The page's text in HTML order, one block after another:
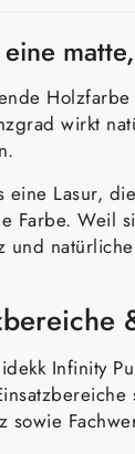
wirkt
eine Lasur,
Farbe. Weil
und
Infinity
sowie